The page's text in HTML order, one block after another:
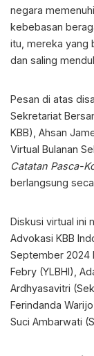
negara
kebebasan
itu, mereka yang
dan saling
Pesan di atas
Sekretariat
KBB), Ahsan
Virtual Bulanan
Catatan Pasca-
berlangsung
Diskusi virtual ini
Advokasi KBB
September 2024
Febry (YLBHI),
Ardhyasavitri
Ferindanda
Suci Ambarwati